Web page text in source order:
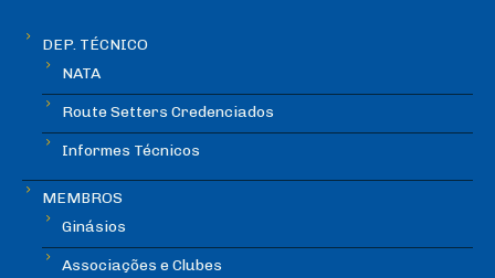
DEP. TÉCNICO
NATA
Route Setters Credenciados
Informes Técnicos
MEMBROS
Ginásios
Associações e Clubes